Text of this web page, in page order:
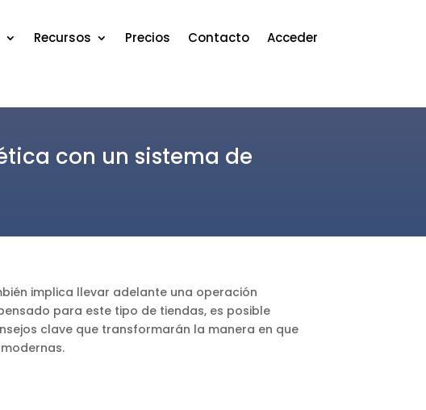
Recursos Precios Contacto Acceder
con un sistema de
implica llevar adelante una operación
para este tipo de tiendas, es posible
clave que transformarán la manera en que